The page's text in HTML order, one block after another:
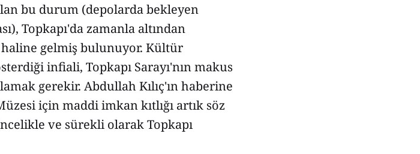
bu durum (depolarda bekleyen
Topkapı'da zamanla altından
haline gelmiş bulunuyor. Kültür
infiali, Topkapı Sarayı'nın makus
gerekir. Abdullah Kılıç'ın haberine
için maddi imkan kıtlığı artık söz
ve sürekli olarak Topkapı